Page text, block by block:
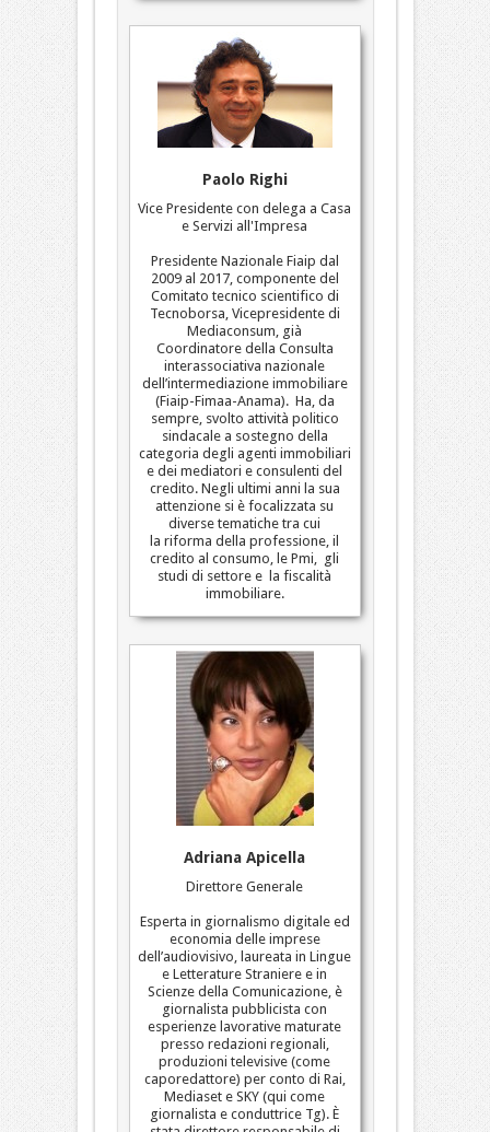
Paolo Righi
Vice Presidente con delega a Casa
e Servizi all'Impresa
Presidente Nazionale Fiaip dal
2009 al 2017, componente del
Comitato tecnico scientifico di
Tecnoborsa, Vicepresidente di
Mediaconsum, già
Coordinatore della Consulta
interassociativa nazionale
dell’intermediazione immobiliare
(Fiaip-Fimaa-Anama). Ha, da
sempre, svolto attività politico
sindacale a sostegno della
categoria degli agenti immobiliari
e dei mediatori e consulenti del
credito. Negli ultimi anni la sua
attenzione si è focalizzata su
diverse tematiche tra cui
la riforma della professione, il
credito al consumo, le Pmi, gli
studi di settore e la fiscalità
immobiliare.
Adriana Apicella
Direttore Generale
Esperta in giornalismo digitale ed
economia delle imprese
dell’audiovisivo, laureata in Lingue
e Letterature Straniere e in
Scienze della Comunicazione, è
giornalista pubblicista con
esperienze lavorative maturate
presso redazioni regionali,
produzioni televisive (come
caporedattore) per conto di Rai,
Mediaset e SKY (qui come
giornalista e conduttrice Tg). È